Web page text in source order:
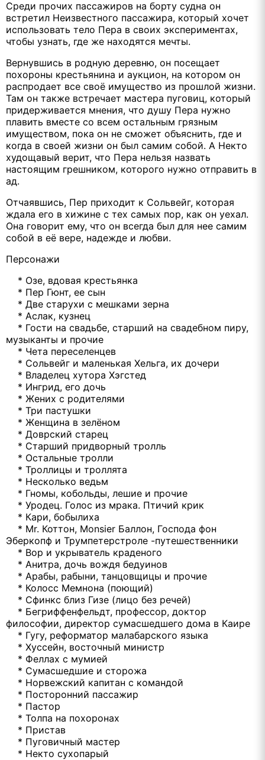
Среди прочих пассажиров на борту судна он
встретил Неизвестного пассажира, который хочет
использовать тело Пера в своих экспериментах,
чтобы узнать, где же находятся мечты.
Вернувшись в родную деревню, он посещает
похороны крестьянина и аукцион, на котором он
распродает все своё имущество из прошлой жизни.
Там он также встречает мастера пуговиц, который
придерживается мнения, что душу Пера нужно
плавить вместе со всем остальным грязным
имуществом, пока он не сможет объяснить, где и
когда в своей жизни он был самим собой. А Некто
худощавый верит, что Пера нельзя назвать
настоящим грешником, которого нужно отправить в
ад.
Отчаявшись, Пер приходит к Сольвейг, которая
ждала его в хижине с тех самых пор, как он уехал.
Она говорит ему, что он всегда был для нее самим
собой в её вере, надежде и любви.
Персонажи
* Озе, вдовая крестьянка
* Пер Гюнт, ее сын
* Две старухи с мешками зерна
* Аслак, кузнец
* Гости на свадьбе, старший на свадебном пиру,
музыканты и прочие
* Чета переселенцев
* Сольвейг и маленькая Хельга, их дочери
* Владелец хутора Хэгстед
* Ингрид, его дочь
* Жених с родителями
* Три пастушки
* Женщина в зелёном
* Доврский старец
* Старший придворный тролль
* Остальные тролли
* Троллицы и троллята
* Несколько ведьм
* Гномы, кобольды, лешие и прочие
* Уродец. Голос из мрака. Птичий крик
* Кари, бобылиха
* Mr. Коттон, Monsier Баллон, Господа фон
Эберкопф и Трумпетерстроле -путешественники
* Вор и укрыватель краденого
* Анитра, дочь вождя бедуинов
* Арабы, рабыни, танцовщицы и прочие
* Колосс Мемнона (поющий)
* Сфинкс близ Гизе (лицо без речей)
* Бегриффенфельдт, профессор, доктор
философии, директор сумасшедшего дома в Каире
* Гугу, реформатор малабарского языка
* Хуссейн, восточный министр
* Феллах с мумией
* Сумасшедшие и сторожа
* Норвежский капитан с командой
* Посторонний пассажир
* Пастор
* Толпа на похоронах
* Пристав
* Пуговичный мастер
* Некто сухопарый